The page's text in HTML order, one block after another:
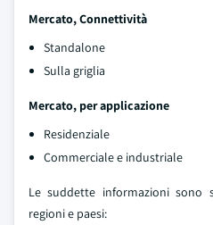
Mercato, Connettività
Standalone
Sulla griglia
Mercato, per applicazione
Residenziale
Commerciale e industriale
Le suddette informazioni
regioni e paesi: